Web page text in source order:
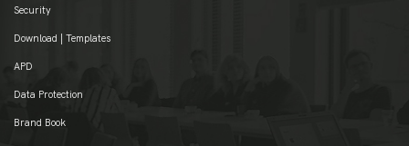
Security
Download | Templates
APD
Data Protection
Brand Book